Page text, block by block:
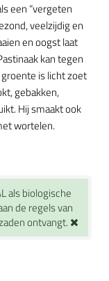
een “vergeten
veelzijdig en
en oogst laat
kan tegen
is licht zoet
gebakken,
Hij smaakt ook
wortelen.
als biologische
de regels van
ontvangt.